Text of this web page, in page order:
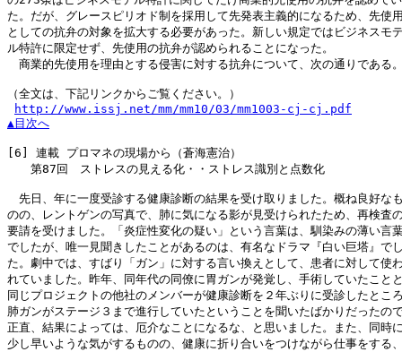
た。だが、グレースピリオド制を採用して先発表主義的になるため、先使
としての抗弁の対象を拡大する必要があった。新しい規定ではビジネスモ
ル特許に限定せず、先使用の抗弁が認められることになった。
商業的先使用を理由とする侵害に対する抗弁について、次の通りである
（全文は、下記リンクからご覧ください。）
http://www.issj.net/mm/mm10/03/mm1003-cj-cj.pdf
▲目次へ
[6]
連載 プロマネの現場から（蒼海憲治）
第87回　ストレスの見える化・・ストレス識別と点数化
先日、年に一度受診する健康診断の結果を受け取りました。概ね良好な
のの、レントゲンの写真で、肺に気になる影が見受けられたため、再検査
要請を受けました。「炎症性変化の疑い」という言葉は、馴染みの薄い言
でしたが、唯一見聞きしたことがあるのは、有名なドラマ『白い巨塔』で
た。劇中では、すばり「ガン」に対する言い換えとして、患者に対して使
れていました。昨年、同年代の同僚に胃ガンが発覚し、手術していたこと
同じプロジェクトの他社のメンバーが健康診断を２年ぶりに受診したとこ
肺ガンがステージ３まで進行していたということを聞いたばかりだったの
正直、結果によっては、厄介なことになるな、と思いました。また、同時
少し早いような気がするものの、健康に折り合いをつけながら仕事をする